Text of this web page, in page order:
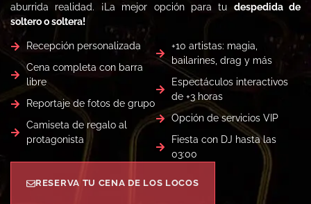
aburrida realidad. ¡La mejor opción para tu despedida de
soltero o soltera!
Recepción personalizada
Cena completa con barra
libre
Reportaje de fotos de grupo
Camiseta de regalo al
protagonista
+10 artistas: magia,
bailarines, drag y más
Espectáculos interactivos
de +3 horas
Opción de servicios VIP
Fiesta con DJ hasta las
03:00
RESERVA TU CENA DE LOS LOCOS